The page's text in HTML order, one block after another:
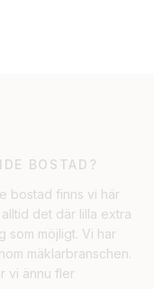
BOSTAD?
bostad finns vi här
det där lilla extra
som möjligt. Vi har
mäklarbranschen.
vi ännu fler